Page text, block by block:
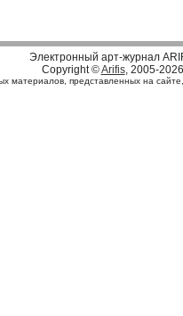
Электронный арт-журнал
Copyright ©Arifis, 2005-2026
материалов, представленных на